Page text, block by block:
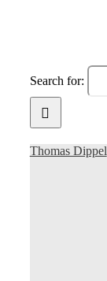
Search for:
Thomas Dippel